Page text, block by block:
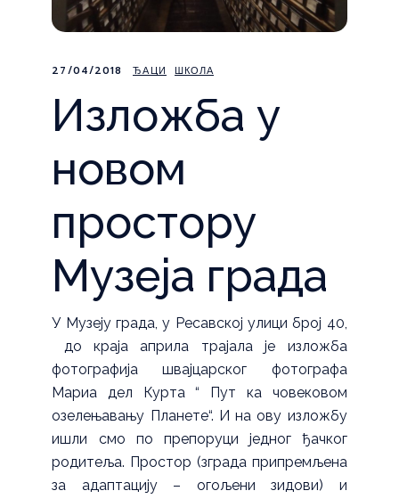
27/04/2018 ЂАЦИ ШКОЛА
Изложба у
новом
простору
Музеја града
У Музеју града, у Ресавској улици број 40,
до краја априла трајала је изложба
фотографија швајцарског фотографа
Мариа дел Курта “ Пут ка човековом
озелењавању Планете“. И на ову изложбу
ишли смо по препоруци једног ђачког
родитеља. Простор (зграда припремљена
за адаптацију – огољени зидови) и